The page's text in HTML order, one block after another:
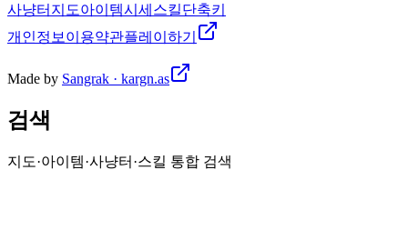
사냥터 지도아이템시세 스킬단축키
개인정보 이용약관플레이하기
Made by Sangrak · kargn.as
검색
지도·아이템·사냥터·스킬 통합 검색